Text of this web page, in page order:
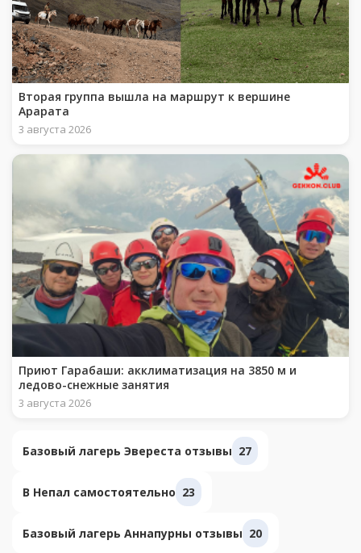
Вторая группа вышла на маршрут к вершине
Арарата
3 августа 2026
Приют Гарабаши: акклиматизация на 3850 м и
ледово-снежные занятия
3 августа 2026
Базовый лагерь Эвереста отзывы 27
В Непал самостоятельно 23
Базовый лагерь Аннапурны отзывы 20